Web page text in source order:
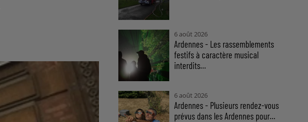
6 août 2026
Ardennes - Les rassemblements
festifs à caractère musical
interdits...
6 août 2026
Ardennes - Plusieurs rendez-vous
prévus dans les Ardennes pour...